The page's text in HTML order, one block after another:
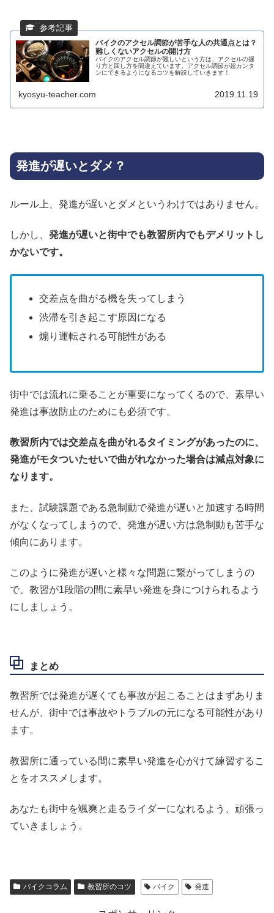
バイクのアクセル調節が苦手な人の共通点とは？
難しくないアクセルの開け方
バイクのアクセル調節が難しいという方は、アクセルの握
り方と回し方を間違えています。アクセル調節が超カンタ
ンにできるようになるコツを解説していきます！
kyosyu-teacher.com 2019.11.19
発進が遅いとダメ？
ルール上、発進が遅いとダメというわけではありません。
しかし、 発進が遅いと街中でも教習所内でもデメリットし
かないです。
交差点を曲がる機を失ってしまう
渋滞を引き起こす原因になる
煽り運転される可能性がある
街中では流れに乗ることが重要になってくるので、素早い
発進は事故防止のためにも必須です。
教習所内では交差点を曲がれるタイミングがあったのに、
発進がモタついたせいで曲がれなかった場合は減点対象に
なります。
また、試験課題である急制動で発進が遅いと加速する時間
がなくなってしまうので、発進が遅い方は急制動も苦手な
傾向にあります。
このように発進が遅いと様々な問題に繋がってしまうの
で、教習が1段階の間に素早い発進を身につけられるよう
にしましょう。
まとめ
教習所では発進が遅くても事故が起こることはまずありま
せんが、街中では事故やトラブルの元になる可能性があり
ます。
教習所に通っている間に素早い発進を心がけて練習するこ
とをオススメします。
あなたも街中を颯爽と走るライダーになれるよう、頑張っ
ていきましょう。
バイクコラム 教習所のコツ バイク 発進